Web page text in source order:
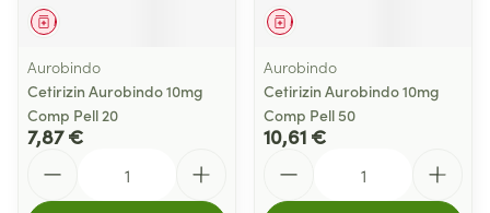
Médicament
Aurobindo
Cetirizin Aurobindo 10mg
Comp Pell 20
7,87 €
Médicament
Aurobindo
Cetirizin Aurobindo 10mg
Comp Pell 50
10,61 €